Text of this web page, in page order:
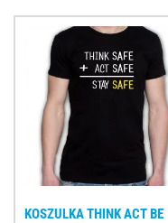
KOSZULKA THINK ACT BE